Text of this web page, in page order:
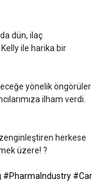
dün, ilaç
ile harika bir
yönelik öngörüler
ilham verdi.
herkese
üzere! ?
#PharmaIndustry #Car